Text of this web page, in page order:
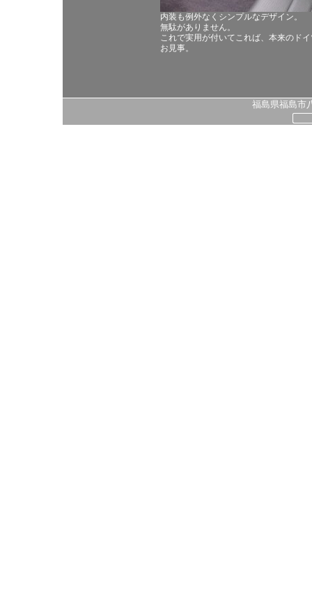
内装も例外なくシンプルなデザイン。
無駄がありません。
これで実用が付いてこれば、本来のド
お見事。
福島県福島市